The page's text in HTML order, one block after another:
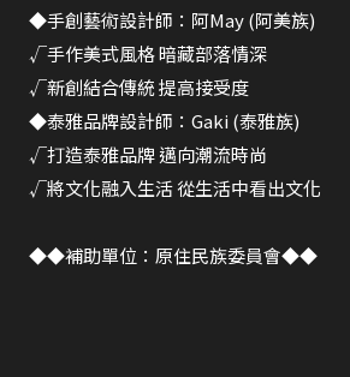
◆手創藝術設計師：阿May (阿美族)
√手作美式風格 暗藏部落情深
√新創結合傳統 提高接受度
◆泰雅品牌設計師：Gaki (泰雅族)
√打造泰雅品牌 邁向潮流時尚
√將文化融入生活 從生活中看出文化
◆◆補助單位：原住民族委員會◆◆